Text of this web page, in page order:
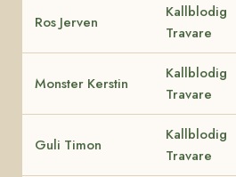
Ros Jerven
Kallblodig
Travare
Monster Kerstin
Kallblodig
Travare
Guli Timon
Kallblodig
Travare